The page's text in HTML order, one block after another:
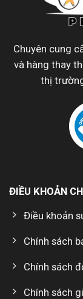
Chuyên cung
và hàng thay
thị
ĐIỀU KHOẢN
Điều khoản
Chính sách
Chính sách
Chính sách